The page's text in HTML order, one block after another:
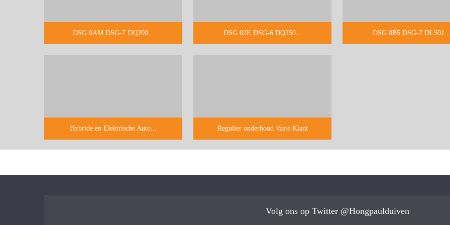
DSG 0AM DSG-7 DQ200... DSG 02E DSG-6 DQ250... DSG 0B5 DSG-7 DL501...
Hybride en Elektrische Auto... Regulier onderhoud Vaste Klant
Volg ons op Twitter @Hongpaulduiven